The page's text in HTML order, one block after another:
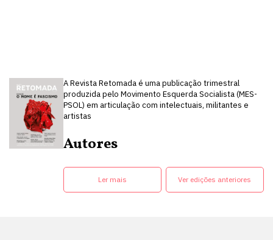
A Revista Retomada é uma publicação trimestral
produzida pelo Movimento Esquerda Socialista (MES-
PSOL) em articulação com intelectuais, militantes e
artistas
Autores
Ler mais Ver edições anteriores